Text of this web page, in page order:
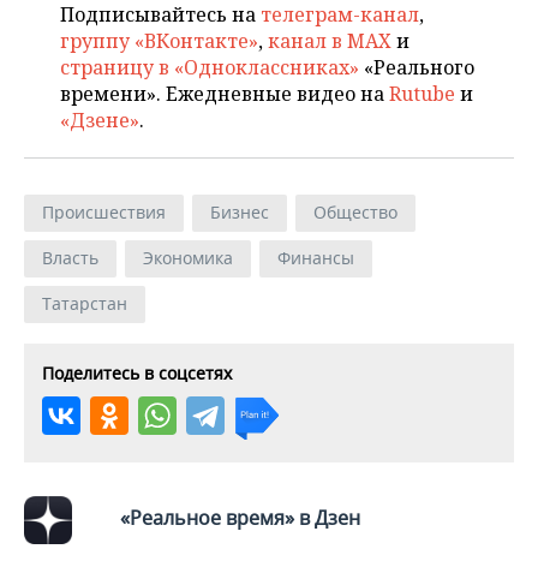
Подписывайтесь на телеграм-канал,
группу «ВКонтакте»,канал в MAXи
страницу в «Одноклассниках» «Реального
времени». Ежедневные видео наRutube и
«Дзене».
Происшествия Бизнес
Общество
Власть
Экономика
Финансы
Татарстан
Поделитесь в соцсетях
«Реальное время» в Дзен